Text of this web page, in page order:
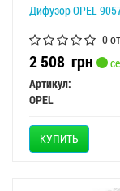
Дифузор OPEL
0
2 508 грн
Артикул:
OPEL
КУПИТЬ